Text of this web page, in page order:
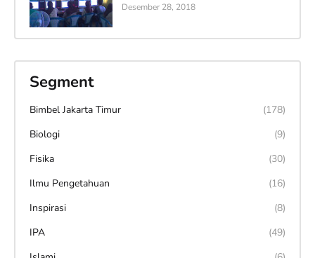
Desember 28, 2018
Segment
Bimbel Jakarta Timur
(178)
Biologi
(9)
Fisika
(30)
Ilmu Pengetahuan
(16)
Inspirasi
(8)
IPA
(49)